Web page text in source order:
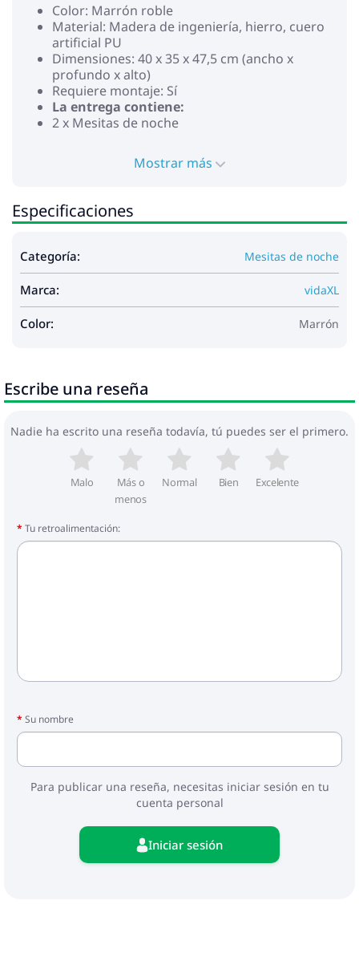
Color: Marrón roble
Material: Madera de ingeniería, hierro, cuero
artificial PU
Dimensiones: 40 x 35 x 47,5 cm (ancho x
profundo x alto)
Requiere montaje: Sí
La entrega contiene:
2 x Mesitas de noche
Mostrar más
Especificaciones
Categoría: Mesitas de noche
Marca: vidaXL
Color: Marrón
Escribe una reseña
Nadie ha escrito una reseña todavía, tú puedes ser el primero.
Malo
Más o
menos
Normal Bien Excelente
Tu retroalimentación:
Su nombre
Para publicar una reseña, necesitas iniciar sesión en tu
cuenta personal
Iniciar sesión